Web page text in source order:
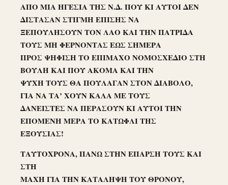
ΑΠΟ ΜΙΑ ΗΓΕΣΙΑ ΤΗΣ Ν.Δ. ΠΟΥ ΚΙ ΑΥΤΟΙ ΔΕΝ
ΔΙΣΤΑΣΑΝ ΣΤΙΓΜΗ ΕΠΙΣΗΣ ΝΑ
ΞΕΠΟΥΛΗΣΟΥΝ ΤΟΝ ΛΑΟ ΚΑΙ ΤΗΝ ΠΑΤΡΙΔΑ
ΤΟΥΣ ΜΗ ΦΕΡΝΟΝΤΑΣ ΕΩΣ ΣΗΜΕΡΑ
ΠΡΟΣ ΨΗΦΙΣΗ ΤΟ ΕΠΙΜΑΧΟ ΝΟΜΟΣΧΕΔΙΟ ΣΤΗ
ΒΟΥΛΗ ΚΑΙ ΠΟΥ ΑΚΟΜΑ ΚΑΙ ΤΗΝ
ΨΥΧΗ ΤΟΥΣ ΘΑ ΠΟΥΛΑΓΑΝ ΣΤΟΝ ΔΙΑΒΟΛΟ,
ΓΙΑ ΝΑ ΤΑ’ ΧΟΥΝ ΚΑΛΑ ΜΕ ΤΟΥΣ
ΔΑΝΕΙΣΤΕΣ ΝΑ ΠΕΡΑΣΟΥΝ ΚΙ ΑΥΤΟΙ ΤΗΝ
ΕΠΟΜΕΝΗ ΜΕΡΑ ΤΟ ΚΑΤΩΦΛΙ ΤΗΣ
ΕΞΟΥΣΙΑΣ!
ΤΑΥΤΟΧΡΟΝΑ, ΠΑΝΩ ΣΤΗΝ ΕΠΑΡΣΗ ΤΟΥΣ ΚΑΙ
ΣΤΗ
ΜΑΧΗ ΓΙΑ ΤΗΝ ΚΑΤΑΛΗΨΗ ΤΟΥ ΘΡΟΝΟΥ,